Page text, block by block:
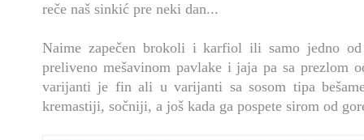
reče naš sinkić pre neki dan...
Naime zapečen brokoli i karfiol ili samo jedno
preliveno mešavinom pavlake i jaja pa sa prezlom
varijanti je fin ali u varijanti sa sosom tipa
kremastiji, sočniji, a još kada ga pospete sirom od